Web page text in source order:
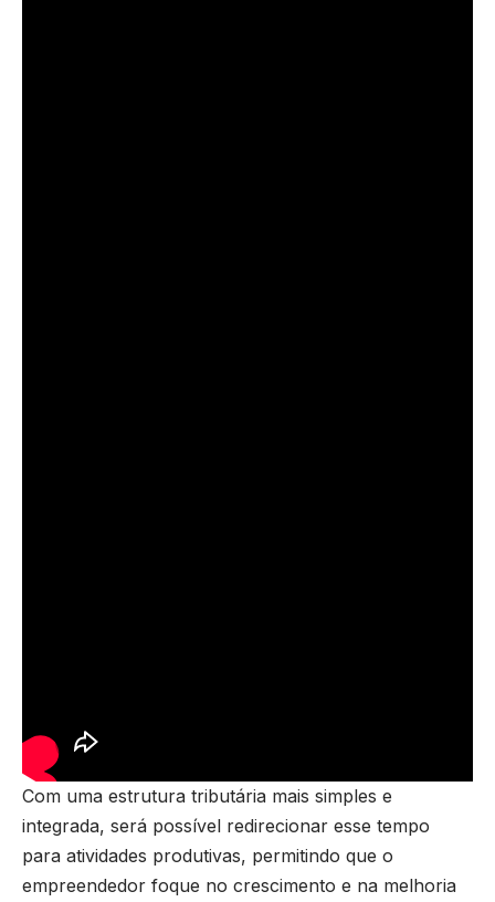
Com uma estrutura tributária mais simples e
integrada, será possível redirecionar esse tempo
para atividades produtivas, permitindo que o
empreendedor foque no crescimento e na melhoria